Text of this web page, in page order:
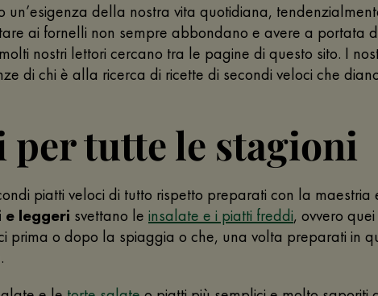
un’esigenza della nostra vita quotidiana,
ai fornelli non sempre abbondano e avere a portata
nostri lettori cercano tra le pagine di questo sito. I
di chi è alla ricerca di ricette di secondi veloci che
per tutte le stagioni
piatti veloci di tutto rispetto preparati con la
e leggeri svettano le insalate e i piatti freddi, ovvero
prima o dopo la spiaggia o che, una volta preparati in